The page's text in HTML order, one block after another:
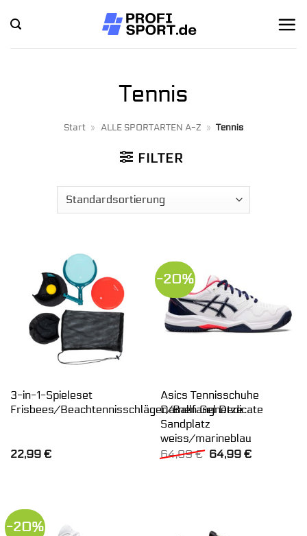
Inhalt
springen
Tennis
Start » ALLE SPORTARTEN A-Z » Tennis
FILTER
3-in-1-Spieleset
Frisbees/Beachtennisschläger/Ballfangnetze
22,99 €
-20%
Asics Tennisschuhe
Damen Gel Dedicate
Sandplatz
weiss/marineblau
64,99€ Ursprünglicher
64,99 €Aktueller
-20%